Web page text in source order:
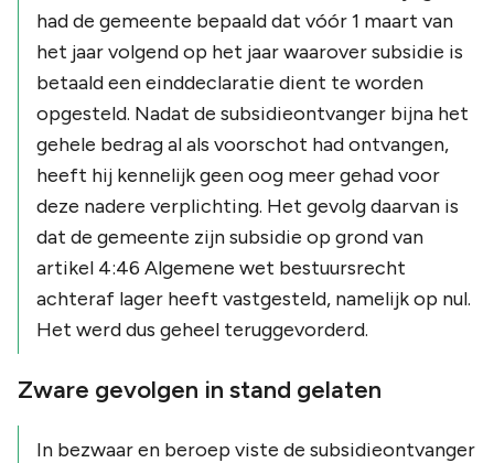
had de gemeente bepaald dat vóór 1 maart van
het jaar volgend op het jaar waarover subsidie is
betaald een einddeclaratie dient te worden
opgesteld. Nadat de subsidieontvanger bijna het
gehele bedrag al als voorschot had ontvangen,
heeft hij kennelijk geen oog meer gehad voor
deze nadere verplichting. Het gevolg daarvan is
dat de gemeente zijn subsidie op grond van
artikel 4:46 Algemene wet bestuursrecht
achteraf lager heeft vastgesteld, namelijk op nul.
Het werd dus geheel teruggevorderd.
Zware gevolgen in stand gelaten
In bezwaar en beroep viste de subsidieontvanger